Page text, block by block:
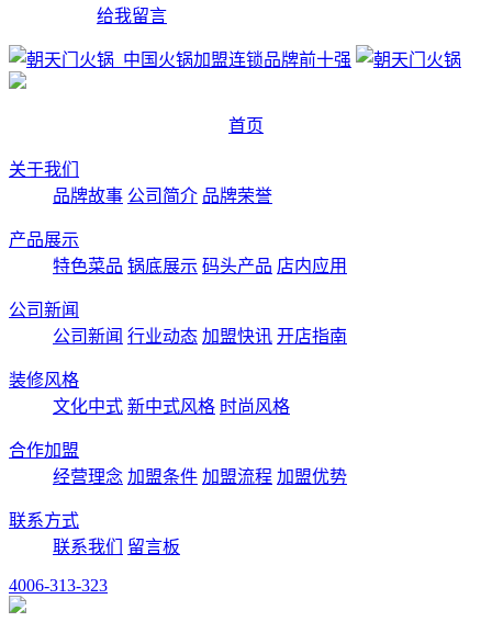
给我留言
首页
关于我们
品牌故事 公司简介 品牌荣誉
产品展示
特色菜品 锅底展示 码头产品 店内应用
公司新闻
公司新闻 行业动态 加盟快讯 开店指南
装修风格
文化中式 新中式风格 时尚风格
合作加盟
经营理念 加盟条件 加盟流程 加盟优势
联系方式
联系我们
留言板
4006-313-323